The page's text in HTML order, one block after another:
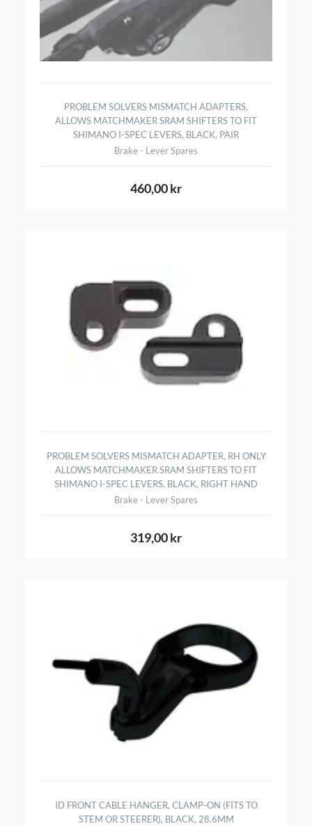
PROBLEM SOLVERS MISMATCH ADAPTERS,
ALLOWS MATCHMAKER SRAM SHIFTERS TO FIT
SHIMANO I-SPEC LEVERS, BLACK, PAIR
Brake - Lever Spares
460,00 kr
PROBLEM SOLVERS MISMATCH ADAPTER, RH ONLY
ALLOWS MATCHMAKER SRAM SHIFTERS TO FIT
SHIMANO I-SPEC LEVERS, BLACK, RIGHT HAND
Brake - Lever Spares
319,00 kr
ID FRONT CABLE HANGER, CLAMP-ON (FITS TO
STEM OR STEERER), BLACK, 28.6MM